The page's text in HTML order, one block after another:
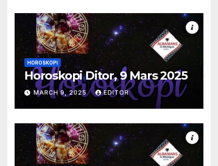
HOROSKOPI
Horoskopi Ditor, 9 Mars 2025
MARCH 9, 2025 EDITOR